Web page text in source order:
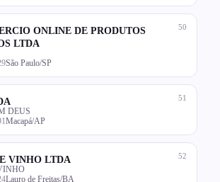
50
ONLINE DE PRODUTOS
LTDA
São Paulo/SP
51
DEUS
Macapá/AP
52
VINHO LTDA
Lauro de Freitas/BA